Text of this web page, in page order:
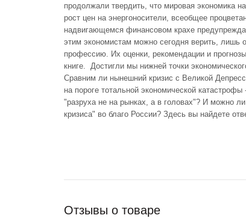
продолжали твердить, что мировая экономика
рост цен на энергоносители, всеобщее
надвигающемся финансовом крахе
этим экономистам можно сегодня верить, лишь
профессию. Их оценки, рекомендации и
книге. Достигли мы нижней точки
Сравним ли нынешний кризис с Великой
на пороге тотальной экономической
"разруха не на рынках, а в головах"? И можно
кризиса" во благо России? Здесь вы найдете
Отзывы о товаре